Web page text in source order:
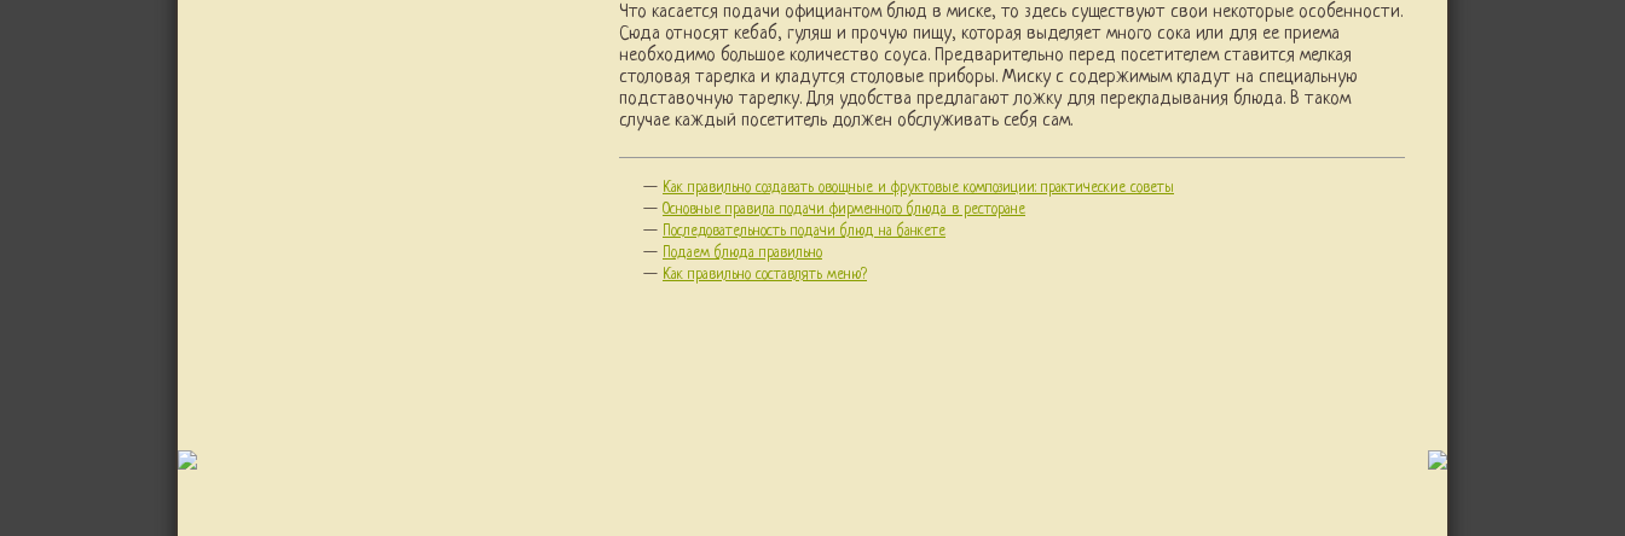
Что касается подачи официантом блюд в миске, то здесь существуют свои некоторые особенности.
Сюда относят кебаб, гуляш и прочую пищу, которая выделяет много сока или для ее приема
необходимо большое количество соуса. Предварительно перед посетителем ставится мелкая
столовая тарелка и кладутся столовые приборы. Миску с содержимым кладут на специальную
подставочную тарелку. Для удобства предлагают ложку для перекладывания блюда. В таком
случае каждый посетитель должен обслуживать себя сам.
— Как правильно создавать овощные и фруктовые композиции: практические советы
— Основные правила подачи фирменного блюда в ресторане
— Последовательность подачи блюд на банкете
— Подаем блюда правильно
— Как правильно составлять меню?